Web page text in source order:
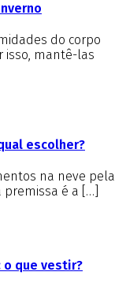
do corpo
isso, mantê-las
escolher?
na neve pela
é a […]
o que vestir?